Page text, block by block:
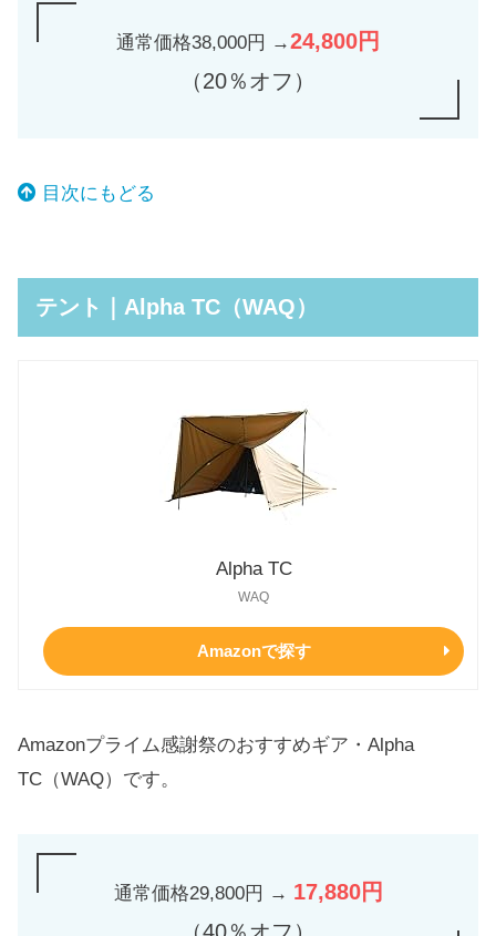
通常価格38,000円 →24,800円
（20％オフ）
目次にもどる
テント｜Alpha TC（WAQ）
Alpha TC
WAQ
Amazonで探す
Amazonプライム感謝祭のおすすめギア・Alpha
TC（WAQ）です。
通常価格29,800円 → 17,880円